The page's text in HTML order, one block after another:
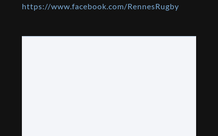
https://www.facebook.com/RennesRugby